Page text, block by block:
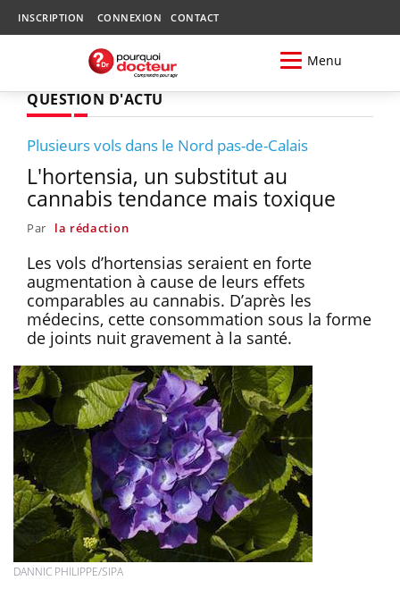
INSCRIPTION CONNEXION CONTACT
Menu
QUESTION D'ACTU
Plusieurs vols dans le Nord pas-de-Calais
L'hortensia, un substitut au
cannabis tendance mais toxique
Par la rédaction
Les vols d’hortensias seraient en forte
augmentation à cause de leurs effets
comparables au cannabis. D’après les
médecins, cette consommation sous la forme
de joints nuit gravement à la santé.
DANNIC PHILIPPE/SIPA